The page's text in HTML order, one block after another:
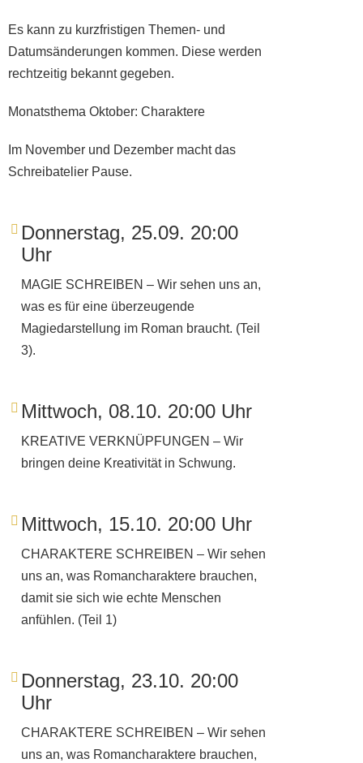
Es kann zu kurzfristigen Themen- und
Datumsänderungen kommen. Diese werden
rechtzeitig bekannt gegeben.
Monatsthema Oktober: Charaktere
Im November und Dezember macht das
Schreibatelier Pause.
Donnerstag, 25.09. 20:00
Uhr
MAGIE SCHREIBEN – Wir sehen uns an,
was es für eine überzeugende
Magiedarstellung im Roman braucht. (Teil
3).
Mittwoch, 08.10. 20:00 Uhr
KREATIVE VERKNÜPFUNGEN – Wir
bringen deine Kreativität in Schwung.
Mittwoch, 15.10. 20:00 Uhr
CHARAKTERE SCHREIBEN – Wir sehen
uns an, was Romancharaktere brauchen,
damit sie sich wie echte Menschen
anfühlen. (Teil 1)
Donnerstag, 23.10. 20:00
Uhr
CHARAKTERE SCHREIBEN – Wir sehen
uns an, was Romancharaktere brauchen,